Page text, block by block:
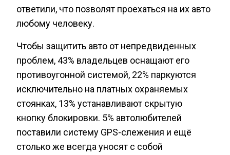
ответили, что позволят проехаться на их авто
любому человеку.
Чтобы защитить авто от непредвиденных
проблем, 43% владельцев оснащают его
противоугонной системой, 22% паркуются
исключительно на платных охраняемых
стоянках, 13% устанавливают скрытую
кнопку блокировки. 5% автолюбителей
поставили систему GPS-слежения и ещё
столько же всегда уносят с собой